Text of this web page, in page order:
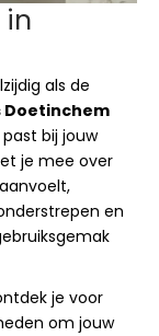
als de
Doetinchem
bij jouw
je mee over
en
je voor
om jouw